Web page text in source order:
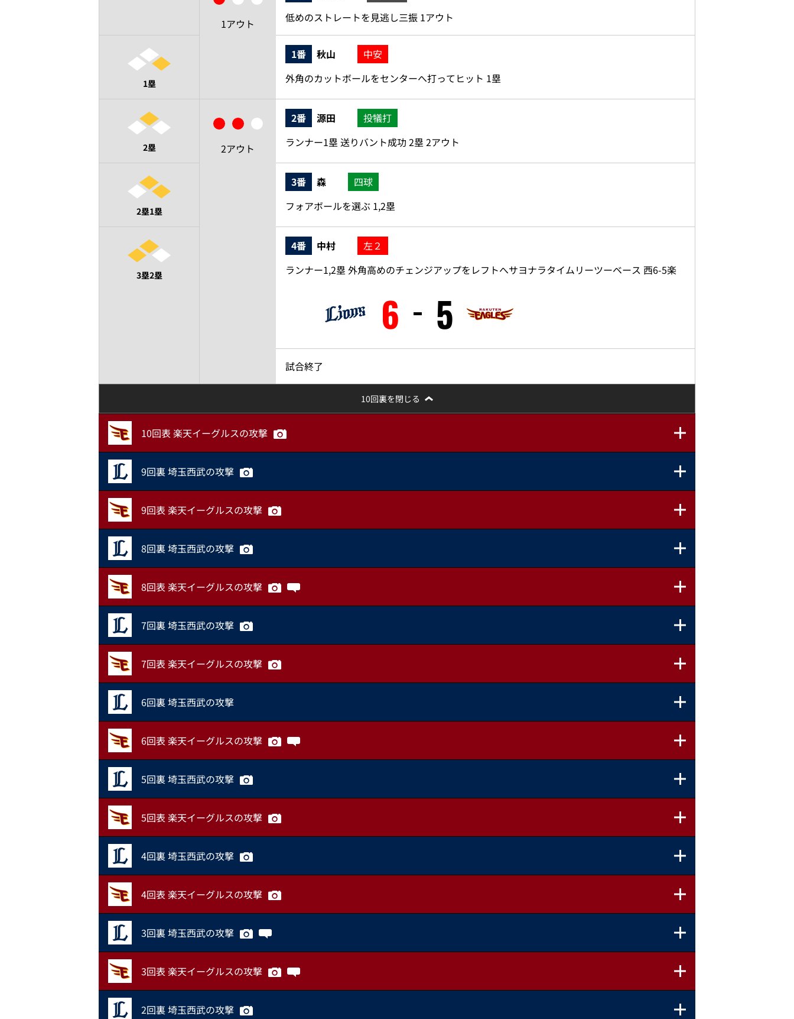
1アウト
低めのストレートを見逃し三振 1アウト
1塁
1番 秋山
中安
外角のカットボールをセンターへ打ってヒット 1塁
2塁 2アウト
2番 源田
投犠打
ランナー1塁 送りバント成功 2塁 2アウト
2塁1塁
3番 森
四球
フォアボールを選ぶ 1,2塁
3塁2塁
4番 中村
左２
ランナー1,2塁 外角高めのチェンジアップをレフトへサヨナラタイムリーツーベース 西6-5楽
6 5
試合終了
10回裏を閉じる
10回表 楽天イーグルスの攻撃
9回裏 埼玉西武の攻撃
9回表 楽天イーグルスの攻撃
8回裏 埼玉西武の攻撃
8回表 楽天イーグルスの攻撃
7回裏 埼玉西武の攻撃
7回表 楽天イーグルスの攻撃
6回裏 埼玉西武の攻撃
6回表 楽天イーグルスの攻撃
5回裏 埼玉西武の攻撃
5回表 楽天イーグルスの攻撃
4回裏 埼玉西武の攻撃
4回表 楽天イーグルスの攻撃
3回裏 埼玉西武の攻撃
3回表 楽天イーグルスの攻撃
2回裏 埼玉西武の攻撃